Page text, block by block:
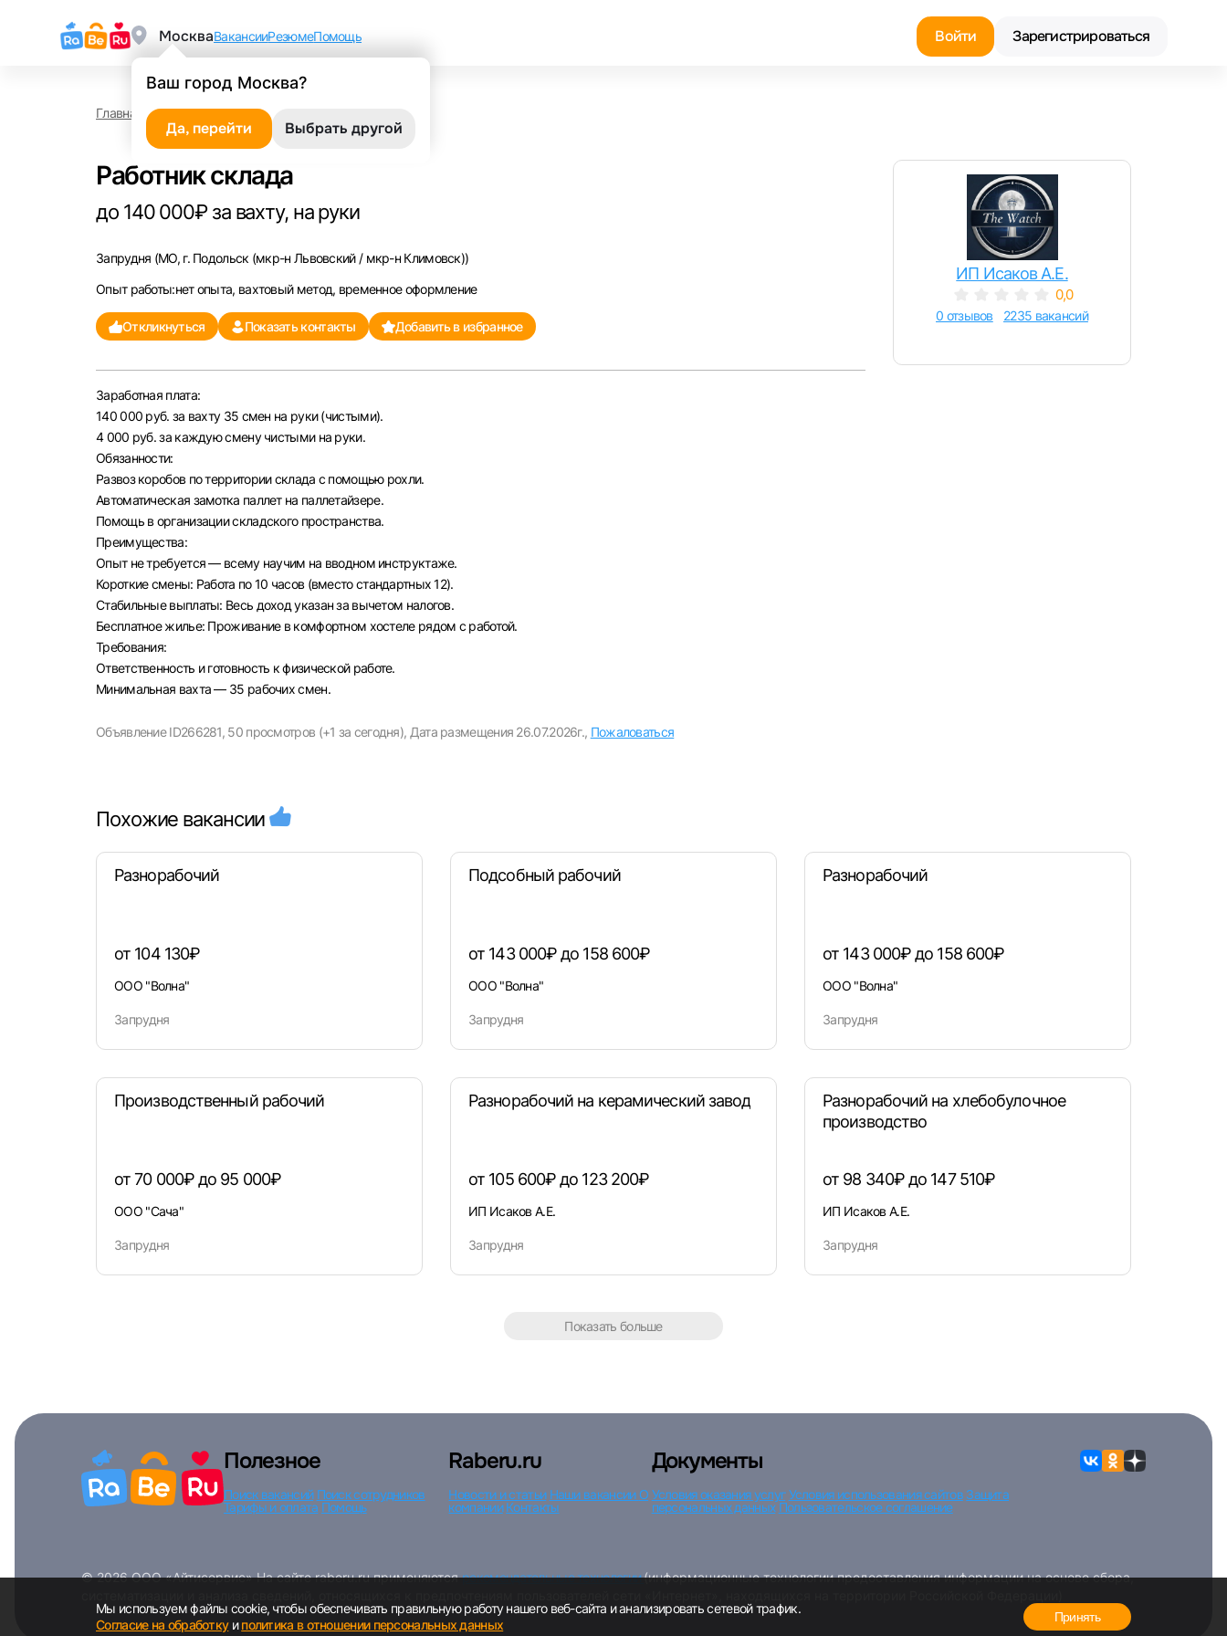
Москва
Ваш город Москва?
Да, перейти Выбрать другой
ВакансииРезюмеПомощь Войти Зарегистрироваться
Выберите город
Санкт-Петербург Ижевск
Саратов
Вход в личный кабинет
Войдите в личный кабинет, чтобы просматривать
Вход по коду Регистрация Забыли пароль?
Главная Работа в Запрудне
Работник склада
до 140 000₽ за вахту, на руки
Запрудня (МО, г. Подольск (мкр-н Львовский / мкр-н Климовск))
Опыт работы:нет опыта, вахтовый метод, временное оформление
Откликнуться Показать контакты Добавить в избранное
Заработная плата:
140 000 руб. за вахту 35 смен на руки (чистыми).
4 000 руб. за каждую смену чистыми на руки.
Обязанности:
Развоз коробов по территории склада с помощью рохли.
Автоматическая замотка паллет на паллетайзере.
Помощь в организации складского пространства.
Преимущества:
Опыт не требуется — всему научим на вводном инструктаже.
Короткие смены: Работа по 10 часов (вместо стандартных 12).
Стабильные выплаты: Весь доход указан за вычетом налогов.
Бесплатное жилье: Проживание в комфортном хостеле рядом с работой.
Требования:
Ответственность и готовность к физической работе.
Минимальная вахта — 35 рабочих смен.
Объявление ID266281, 50 просмотров (+1 за сегодня), Дата размещения 26.07.2026г., Пожаловаться
ИП Исаков А.Е.
0,0
0 отзывов 2235 вакансий
Похожие вакансии
Разнорабочий
от 104 130₽
ООО "Волна"
Запрудня
Подсобный рабочий
от 143 000₽ до 158 600₽
ООО "Волна"
Запрудня
Разнорабочий
от 143 000₽ до 158 600₽
ООО "Волна"
Запрудня
Производственный рабочий
от 70 000₽ до 95 000₽
ООО "Сача"
Запрудня
Разнорабочий на керамический завод
от 105 600₽ до 123 200₽
ИП Исаков А.Е.
Запрудня
Разнорабочий на хлебобулочное
производство
от 98 340₽ до 147 510₽
ИП Исаков А.Е.
Запрудня
Показать больше
Мы используем файлы cookie, чтобы обеспечивать правильную работу нашего веб-сайта и анализировать сетевой трафик.
Согласие на обработкуиполитика в отношении персональных данных Принять
Полезное
Поиск вакансий Поиск сотрудников
Тарифы и оплата Помощь
Raberu.ru
Новости и статьи Наши вакансииО
компании Контакты
Документы
Условия оказания услуг Условия использования сайтов Защита
персональных данных Пользовательское соглашение
© 2026 ООО «Айтисервис» На сайте raberu.ru применяютсярекомендательные технологии(информационные технологии предоставления информации на основе сбора,